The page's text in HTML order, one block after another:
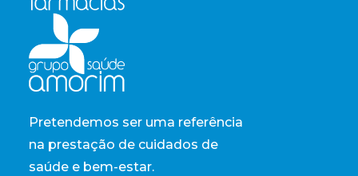
Pretendemos ser uma referência
na prestação de cuidados de
saúde e bem-estar.